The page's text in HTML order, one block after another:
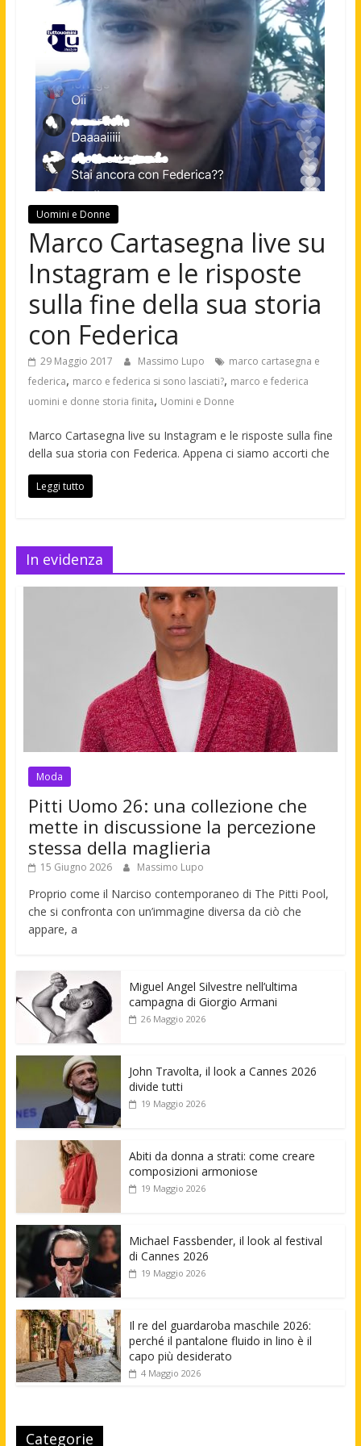
Uomini e Donne
Marco Cartasegna live su
Instagram e le risposte
sulla fine della sua storia
con Federica
29 Maggio 2017 Massimo Lupo
marco cartasegna e
federica, marco e federica si sono lasciati?, marco e federica
uomini e donne storia finita, Uomini e Donne
Marco Cartasegna live su Instagram e le risposte sulla fine
della sua storia con Federica. Appena ci siamo accorti che
Leggi tutto
In evidenza
Moda
Pitti Uomo 26: una collezione che
mette in discussione la percezione
stessa della maglieria
15 Giugno 2026 Massimo Lupo
Proprio come il Narciso contemporaneo di The Pitti Pool,
che si confronta con un’immagine diversa da ciò che
appare, a
Miguel Angel Silvestre nell’ultima
campagna di Giorgio Armani
26 Maggio 2026
John Travolta, il look a Cannes 2026
divide tutti
19 Maggio 2026
Abiti da donna a strati: come creare
composizioni armoniose
19 Maggio 2026
Michael Fassbender, il look al festival
di Cannes 2026
19 Maggio 2026
Il re del guardaroba maschile 2026:
perché il pantalone fluido in lino è il
capo più desiderato
4 Maggio 2026
Categorie